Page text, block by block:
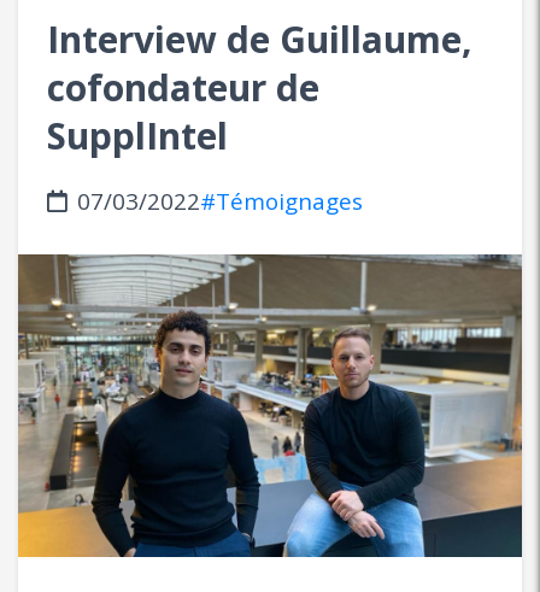
Interview de Guillaume,
cofondateur de
SupplIntel
07/03/2022#Témoignages